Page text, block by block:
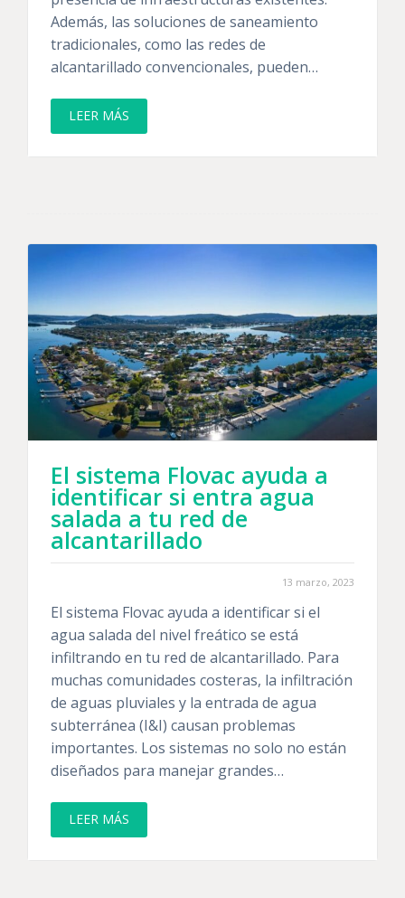
Además, las soluciones de saneamiento
tradicionales, como las redes de
alcantarillado convencionales, pueden…
LEER MÁS
El sistema Flovac ayuda a
identificar si entra agua
salada a tu red de
alcantarillado
13 marzo, 2023
El sistema Flovac ayuda a identificar si el
agua salada del nivel freático se está
infiltrando en tu red de alcantarillado. Para
muchas comunidades costeras, la infiltración
de aguas pluviales y la entrada de agua
subterránea (I&I) causan problemas
importantes. Los sistemas no solo no están
diseñados para manejar grandes…
LEER MÁS